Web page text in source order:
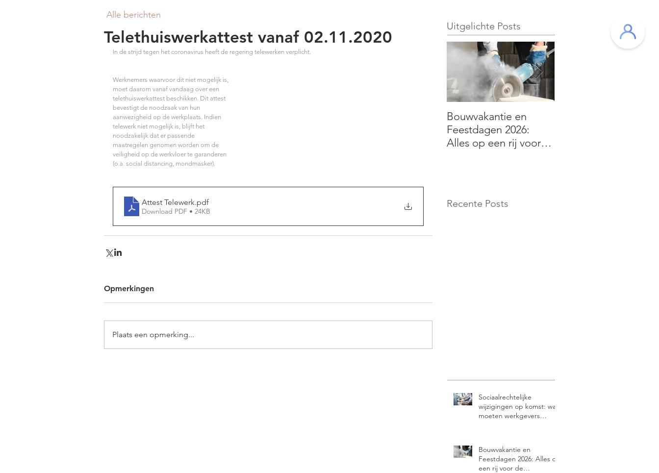
Telethuiswerkattest vanaf 02.11.2020
In de strijd tegen het coronavirus heeft de regering telewerken verplicht.
Werknemers waarvoor dit niet mogelijk is,
moet daarom vanaf vandaag over een
telethuiswerkattest beschikken. Dit attest
bevestigt de noodzaak van hun
aanwezigheid op de werkplaats. Indien
telewerk niet mogelijk is, blijft het
noodzakelijk dat er passende
maatregelen genomen worden om de
veiligheid op de werkvloer te garanderen
(o.a. social distancing, mondmasker).
Attest Telewerk.pdf
Download PDF • 24KB
Opmerkingen
Plaats een opmerking...
Alle berichten
Uitgelichte Posts
Bouwvakantie en
Feestdagen 2026:
Alles op een rij voor
Recente Posts
Sociaalrechtelijke
wijzigingen op komst: wat
moeten werkgevers
Bouwvakantie en
Feestdagen 2026: Alles op
een rij voor de